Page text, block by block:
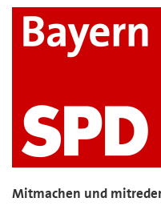
Mitmachen und